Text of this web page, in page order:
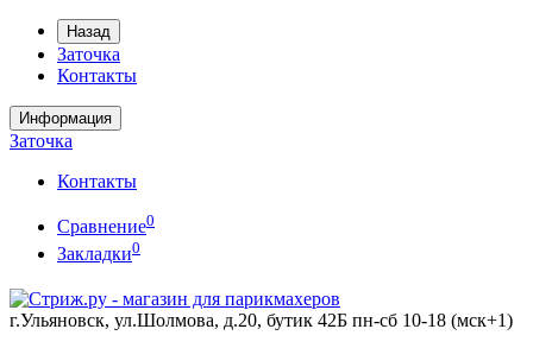
Назад
Заточка
Контакты
Информация
Заточка
Контакты
Сравнение0
Закладки0
г.Ульяновск, ул.Шолмова, д.20, бутик 42Б пн-сб 10-18 (мск+1)